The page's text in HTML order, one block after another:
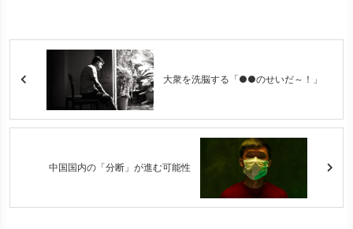
大衆を洗脳する「●●のせいだ～！」
中国国内の「分断」が進む可能性